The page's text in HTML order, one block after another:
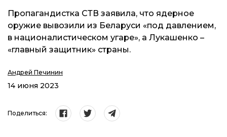
Пропагандистка СТВ заявила, что ядерное
оружие вывозили из Беларуси «под давлением,
в националистическом угаре», а Лукашенко –
«главный защитник» страны.
Андрей Печинин
14 июня 2023
Поделиться: